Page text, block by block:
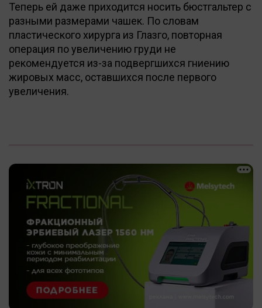
Теперь ей даже приходится носить бюстгальтер с
разными размерами чашек. По словам
пластического хирурга из Глазго, повторная
операция по увеличению груди не
рекомендуется из-за подвергшихся гниению
жировых масс, оставшихся после первого
увеличения.